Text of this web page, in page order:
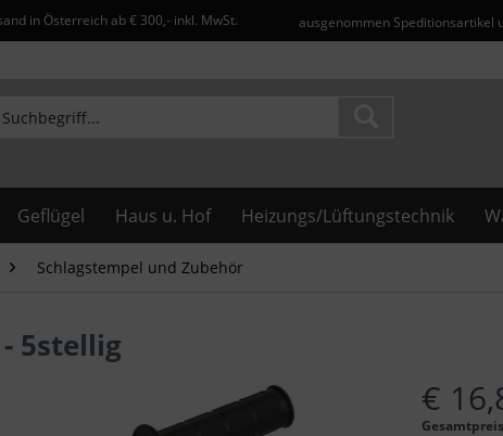
in Österreich ab € 300,- inkl. MwSt. ausgenommen Speditionsartikel
Geflügel Haus u. Hof Heizungs/Lüftungstechnik
Schlagstempel und Zubehör
5stellig
€